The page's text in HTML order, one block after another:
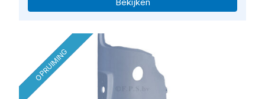
Bekijken
OPRUIMING